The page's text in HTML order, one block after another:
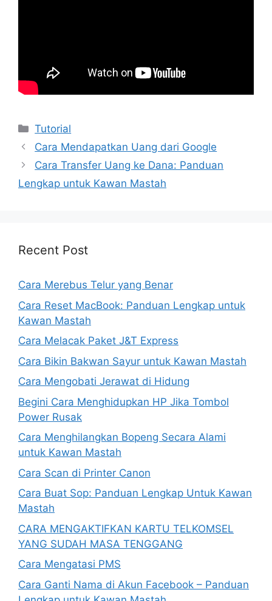
Kategori
Tutorial
Cara Mendapatkan Uang dari Google
Cara Transfer Uang ke Dana: Panduan
Lengkap untuk Kawan Mastah
Recent Post
Cara Merebus Telur yang Benar
Cara Reset MacBook: Panduan Lengkap untuk
Kawan Mastah
Cara Melacak Paket J&T Express
Cara Bikin Bakwan Sayur untuk Kawan Mastah
Cara Mengobati Jerawat di Hidung
Begini Cara Menghidupkan HP Jika Tombol
Power Rusak
Cara Menghilangkan Bopeng Secara Alami
untuk Kawan Mastah
Cara Scan di Printer Canon
Cara Buat Sop: Panduan Lengkap Untuk Kawan
Mastah
CARA MENGAKTIFKAN KARTU TELKOMSEL
YANG SUDAH MASA TENGGANG
Cara Mengatasi PMS
Cara Ganti Nama di Akun Facebook – Panduan